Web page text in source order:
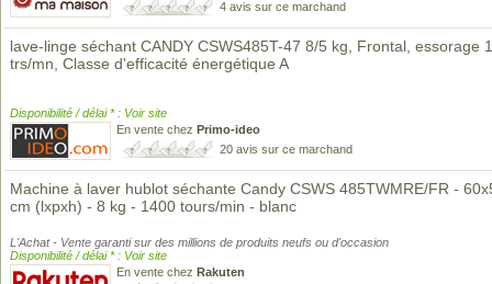
4 avis sur ce marchand
lave-linge séchant CANDY CSWS485T-47 8/5 kg, Frontal, essorage
trs/mn, Classe d'efficacité énergétique A
Disponibilité / délai * : Voir site
En vente chez Primo-ideo
20 avis sur ce marchand
Machine à laver hublot séchante Candy CSWS 485TWMRE/FR -
cm (lxpxh) - 8 kg - 1400 tours/min - blanc
L'Achat - Vente garanti sur des millions de produits neufs ou d'occasion
Disponibilité / délai * : Voir site
En vente chez Rakuten